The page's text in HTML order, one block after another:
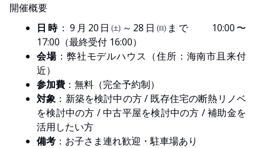
開催概要
日時 ：9月20日㈯～28日㈰まで 10:00〜
17:00（最終受付 16:00）
会場：弊社モデルハウス（住所：海南市且来付
近）
参加費 ：無料（完全予約制）
対象 ：新築を検討中の方 / 既存住宅の断熱リノベ
を検討中の方 / 中古平屋を検討中の方 / 補助金を
活用したい方
備考 ：お子さま連れ歓迎・駐車場あり